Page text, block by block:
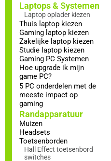
Laptops & Systemen
Laptop oplader kiezen
Thuis laptop kiezen
Gaming laptop kiezen
Zakelijke laptop kiezen
Studie laptop kiezen
Gaming PC Systemen
Hoe upgrade ik mijn
game PC?
5 PC onderdelen met de
meeste impact op
gaming
Randapparatuur
Muizen
Headsets
Toetsenborden
Hall Effect toetsenbord
switches